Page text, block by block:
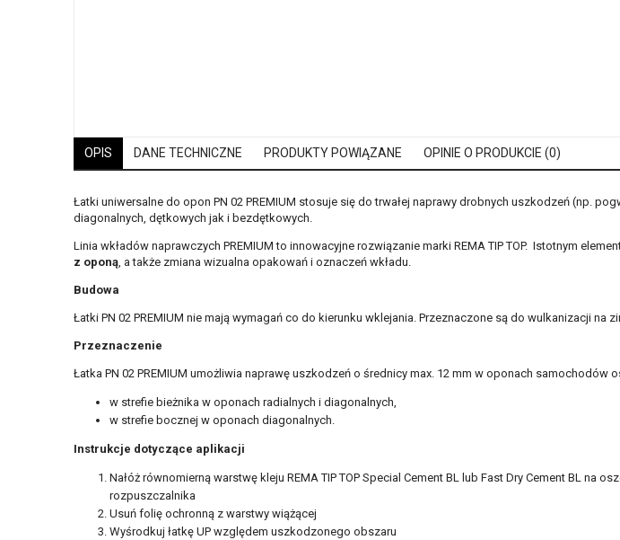
OPIS DANE TECHNICZNE PRODUKTY POWIĄZANE OPINIE O PRODUKCIE (0)
Łatki uniwersalne do opon PN 02 PREMIUM stosuje się do trwałej naprawy drobnych uszkodzeń (np.
diagonalnych, dętkowych jak i bezdętkowych.
Linia wkładów naprawczych PREMIUM to innowacyjne rozwiązanie marki REMA TIP TOP. Istotnym
z oponą, a także zmiana wizualna opakowań i oznaczeń wkładu.
Budowa
Łatki PN 02 PREMIUM nie mają wymagań co do kierunku wklejania. Przeznaczone są do wulkanizacji
Przeznaczenie
Łatka PN 02 PREMIUM umożliwia naprawę uszkodzeń o średnicy max. 12 mm w oponach samochodów
w strefie bieżnika w oponach radialnych i diagonalnych,
w strefie bocznej w oponach diagonalnych.
Instrukcje dotyczące aplikacji
Nałóż równomierną warstwę kleju REMA TIP TOP Special Cement BL lub Fast Dry Cement BL
rozpuszczalnika
Usuń folię ochronną z warstwy wiążącej
Wyśrodkuj łatkę UP względem uszkodzonego obszaru